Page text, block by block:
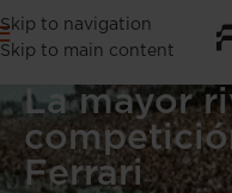
Skip to navigation
Skip to main content
La mayor
Ferrari